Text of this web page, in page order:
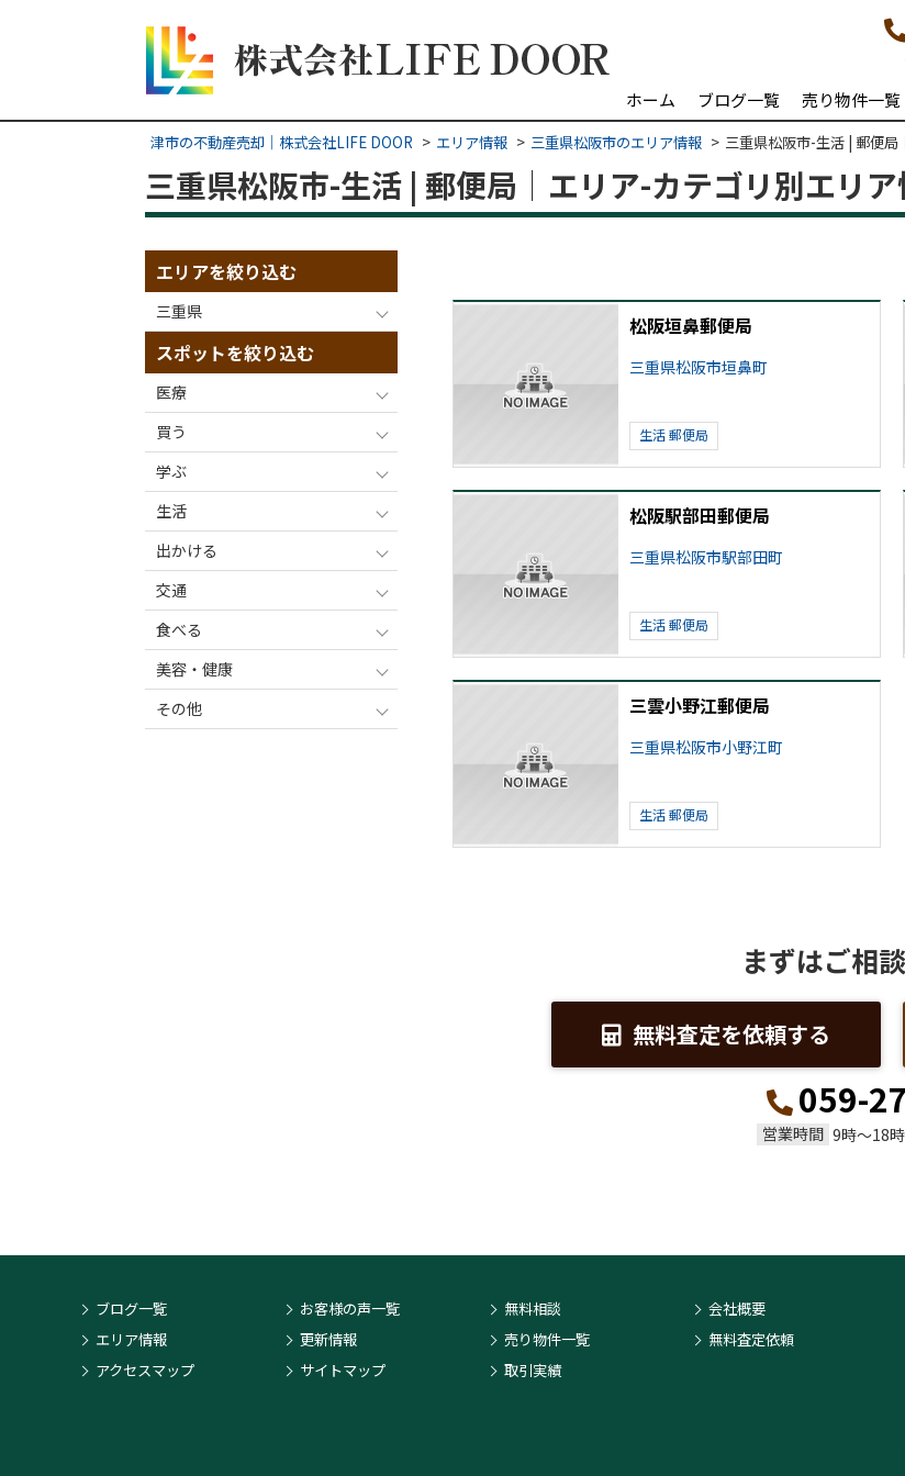
ホーム ブログ一覧 売り物件一覧
津市の不動産売却｜株式会社LIFE DOOR エリア情報 三重県松阪市のエリア情報 三重県松阪市-生活 | 郵便
三重県松阪市-生活 | 郵便局｜エリア-カテゴリ別エリ
松阪垣鼻郵便局
三重県松阪市垣鼻町
生活郵便局
松阪駅部田郵便局
三重県松阪市駅部田町
生活郵便局
三雲小野江郵便局
三重県松阪市小野江町
生活郵便局
まずはご相
無料査定を依頼する
059-
営業時間 9時～18時
エリアを絞り込む
三重県
スポットを絞り込む
医療
買う
学ぶ
生活
出かける
交通
食べる
美容・健康
その他
ブログ一覧
エリア情報
アクセスマップ
お客様の声一覧
更新情報
サイトマップ
無料相談
売り物件一覧
取引実績
会社概要
無料査定依頼